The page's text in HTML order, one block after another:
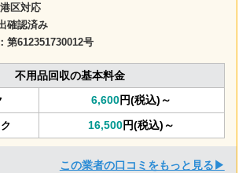
区対応
確認済み
第612351730012号
不用品回収の基本料金
6,600円(税込)～
16,500円(税込)～
この業者の口コミをもっと見る▶